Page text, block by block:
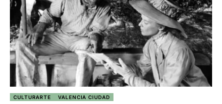
CULTURARTE VALENCIA CIUDAD